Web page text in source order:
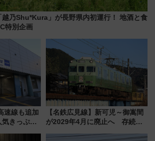
越乃Shu*Kura」が長野県内初運行！ 地酒と食
特別企画
速線も追加
気きっぷ
【名鉄広見線】新可児～御嵩間
が2029年4月に廃止へ 存続協